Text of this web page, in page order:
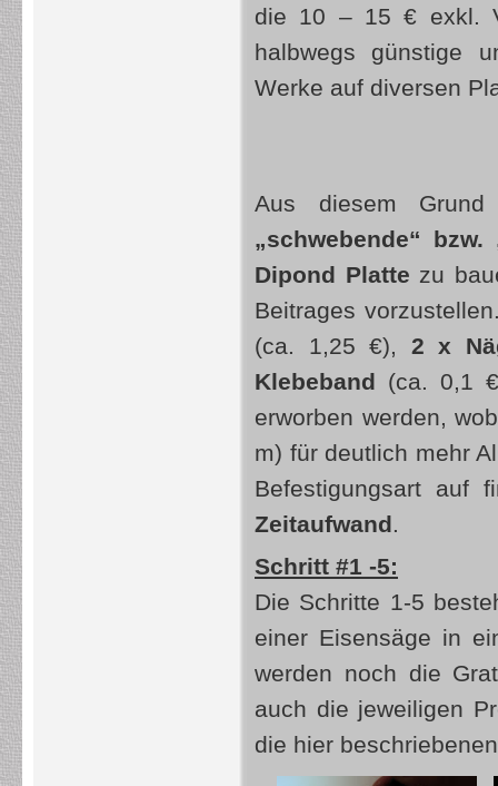
die 10 – 15 € exkl.
halbwegs günstige
Werke auf diversen
Aus diesem
„schwebende“
Dipond Platte zu
Beitrages
(ca. 1,25 €), 2 x
Klebeband (ca. 0,1
erworben werden,
m) für deutlich mehr
Befestigungsart auf
Zeitaufwand.
Schritt #1 -5:
Die Schritte 1-5
einer Eisensäge in
werden noch die
auch die jeweiligen
die hier